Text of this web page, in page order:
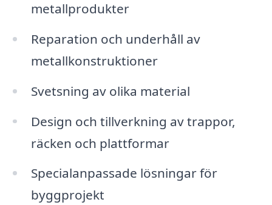
metallprodukter
Reparation och underhåll av
metallkonstruktioner
Svetsning av olika material
Design och tillverkning av trappor,
räcken och plattformar
Specialanpassade lösningar för
byggprojekt